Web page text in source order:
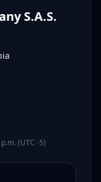
S.A.S.
(UTC -5)